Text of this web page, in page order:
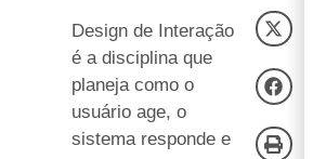
Design de Interação
é a disciplina que
planeja como o
usuário age, o
sistema responde e